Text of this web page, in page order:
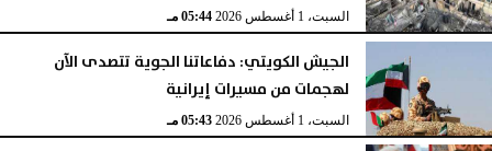
السبت، 1 أغسطس 2026 05:44 مـ
الجيش الكويتي: دفاعاتنا الجوية تتصدى الآن
لهجمات من مسيرات إيرانية
السبت، 1 أغسطس 2026 05:43 مـ